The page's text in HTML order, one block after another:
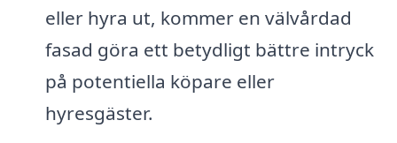
eller hyra ut, kommer en välvårdad
fasad göra ett betydligt bättre intryck
på potentiella köpare eller
hyresgäster.